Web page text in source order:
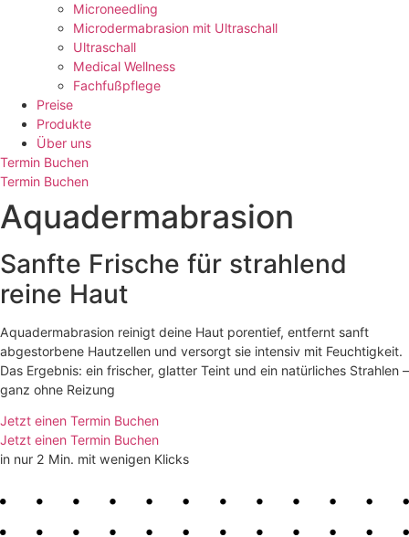
Microneedling
Microdermabrasion mit Ultraschall
Ultraschall
Medical Wellness
Fachfußpflege
Preise
Produkte
Über uns
Termin Buchen
Termin Buchen
Aquadermabrasion
Sanfte Frische für strahlend
reine Haut
Aquadermabrasion reinigt deine Haut porentief, entfernt sanft
abgestorbene Hautzellen und versorgt sie intensiv mit Feuchtigkeit.
Das Ergebnis: ein frischer, glatter Teint und ein natürliches Strahlen –
ganz ohne Reizung
Jetzt einen Termin Buchen
Jetzt einen Termin Buchen
in nur 2 Min. mit wenigen Klicks